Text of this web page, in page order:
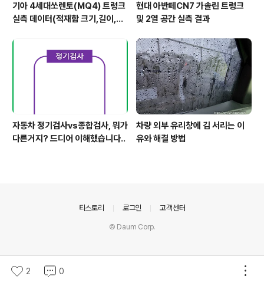
기아 4세대쏘렌토(MQ4) 트렁크
실측 데이터(적재함 크기,길이,높
현대 아반떼CN7 가솔린 트렁크
및 2열 공간 실측 결과
자동차 정기검사vs종합검사, 뭐가
다른거지? 드디어 이해했습니다..
차량 외부 유리창에 김 서리는 이
유와 해결 방법
2 0
티스토리 로그인 고객센터
© Daum Corp.